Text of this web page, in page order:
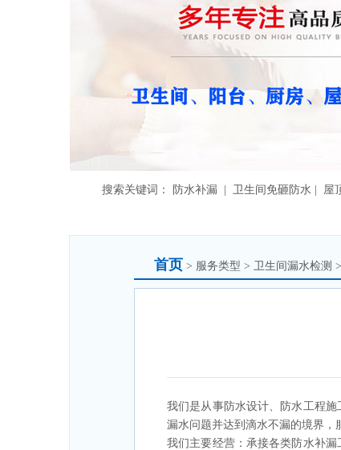
搜索关键词： 防水补漏 | 卫生间免砸防水 |
首页 > 服务类型 > 卫生间漏水检测
我们是从事防水设计、防水工程
漏水问题并达到滴水不漏的境界，
我们主要经营：承接各类防水补